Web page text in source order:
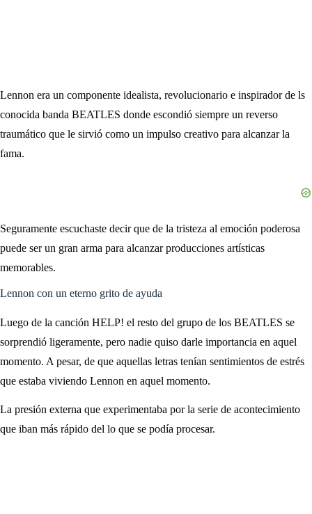
Lennon era un componente idealista, revolucionario e inspirador de ls
conocida banda BEATLES donde escondió siempre un reverso
traumático que le sirvió como un impulso creativo para alcanzar la
fama.
Seguramente escuchaste decir que de la tristeza al emoción poderosa
puede ser un gran arma para alcanzar producciones artísticas
memorables.
Lennon con un eterno grito de ayuda
Luego de la canción HELP! el resto del grupo de los BEATLES se
sorprendió ligeramente, pero nadie quiso darle importancia en aquel
momento. A pesar, de que aquellas letras tenían sentimientos de estrés
que estaba viviendo Lennon en aquel momento.
La presión externa que experimentaba por la serie de acontecimiento
que iban más rápido del lo que se podía procesar.